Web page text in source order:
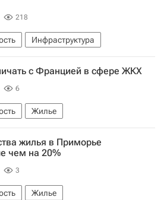
218
Инфраструктура
с Францией в сфере ЖКХ
6
Жилье
жилья в Приморье
чем на 20%
3
Жилье